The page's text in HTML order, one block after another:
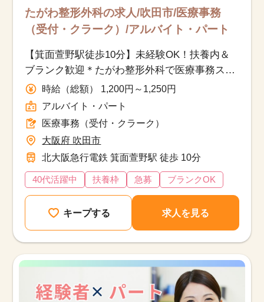
たがわ整形外科の求人/吹田市/医療事務
（受付・クラーク）/アルバイト・パート
【箕面萱野駅徒歩10分】未経験OK！扶養内＆
ブランク歓迎＊たがわ整形外科で医療事務ス
タッフ募集
時給（総額） 1,200円～1,250円
アルバイト・パート
医療事務（受付・クラーク）
大阪府 吹田市
北大阪急行電鉄 箕面萱野駅 徒歩 10分
40代活躍中 扶養枠 急募 ブランクOK
キープする 求人を見る